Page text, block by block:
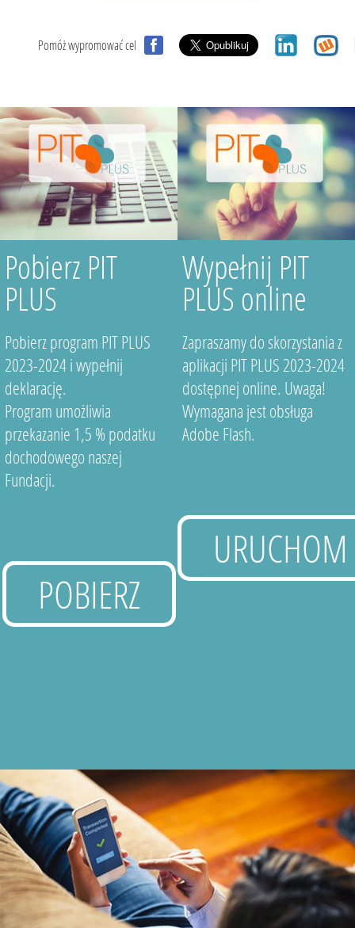
Pomóż wypromować cel
Pobierz PIT
PLUS
Pobierz program PIT PLUS
2023-2024 i wypełnij
deklarację.
Program umożliwia
przekazanie 1,5 % podatku
dochodowego naszej
Fundacji.
POBIERZ
Wypełnij PIT
PLUS online
Zapraszamy do skorzystania z
aplikacji PIT PLUS 2023-2024
dostępnej online. Uwaga!
Wymagana jest obsługa
Adobe Flash.
URUCHOM